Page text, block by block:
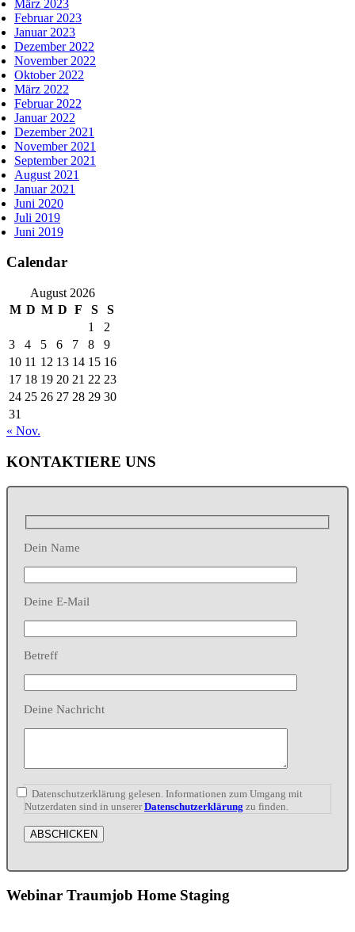
März 2023
Februar 2023
Januar 2023
Dezember 2022
November 2022
Oktober 2022
März 2022
Februar 2022
Januar 2022
Dezember 2021
November 2021
September 2021
August 2021
Januar 2021
Juni 2020
Juli 2019
Juni 2019
Calendar
August 2026
M D M D F S
S
1
2
3
4 5 6 7 8
9
10 11 12 13 14 15 16
17 18 19 20 21 22 23
24 25 26 27 28 29 30
31
« Nov.
KONTAKTIERE UNS
Dein Name
Deine E-Mail
Betreff
Deine Nachricht
Datenschutzerklärung gelesen. Informationen zum Umgang mit
Nutzerdaten sind in unsererDatenschutzerklärung zu finden.
Webinar Traumjob Home Staging